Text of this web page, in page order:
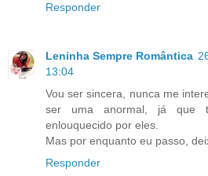
Responder
Leninha Sempre Romântica
13:04
Vou ser sincera, nunca me
ser uma anormal, já que
enlouquecido por eles.
Mas por enquanto eu passo,
Responder